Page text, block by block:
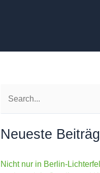
c
e
Neueste
Nicht nur in Berlin-